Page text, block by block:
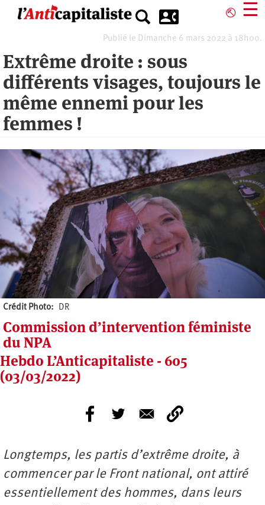
⎋ ☰
Publié le Dimanche 6 mars 2022 à 18h00.
Extrême droite : sous
différents visages, toujours le
même ennemi pour les
femmes !
Crédit Photo DR
Commission d’intervention féministe
du NPA
Hebdo L’Anticapitaliste - 605
(03/03/2022)
Longtemps, les partis d’extrême droite, à
commencer par le Front national, ont attiré
essentiellement des hommes, dans leurs